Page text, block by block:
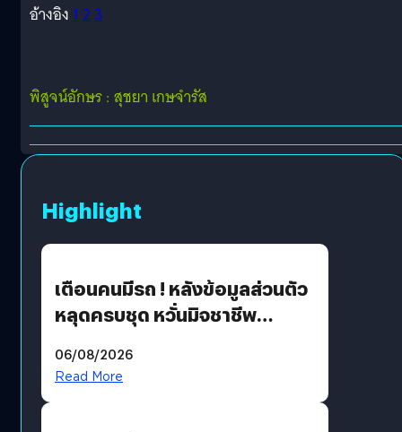
อ้างอิง123
พิสูจน์อักษร : สุชยา เกษจำรัส
Highlight
เตือนคนมีรถ ! หลังข้อมูลส่วนตัว
หลุดครบชุด หวั่นมิจชาชีพ
รหัสผ่านหลุด ไม่ใช่แฮ็กเกอร์
06/08/2026
Read More